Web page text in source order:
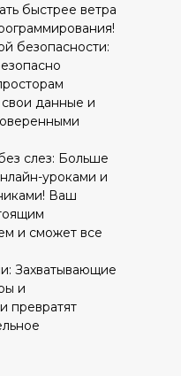
быстрее ветра
безопасности:
данные и
слез: Больше
уроками и
Ваш
и сможет все
Захватывающие
и
превратят